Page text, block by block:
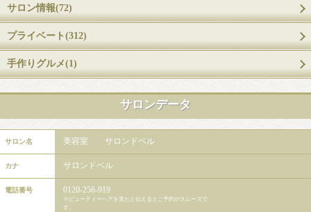
サロン情報(72)
プライベート(312)
手作りグルメ(1)
サロンデータ
サロン名 美容室 サロンドベル
カナ サロンドベル
電話番号 0120-256-919
※ビューティーヘアを見たと伝えるとご予約がスムーズで
す。